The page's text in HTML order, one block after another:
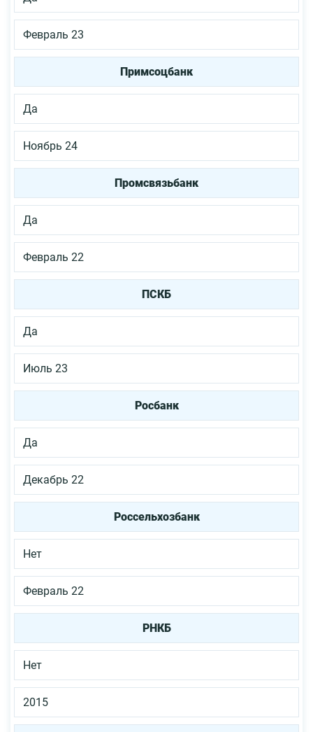
Февраль 23
Примсоцбанк
Да
Ноябрь 24
Промсвязьбанк
Да
Февраль 22
ПСКБ
Да
Июль 23
Росбанк
Да
Декабрь 22
Россельхозбанк
Нет
Февраль 22
РНКБ
Нет
2015